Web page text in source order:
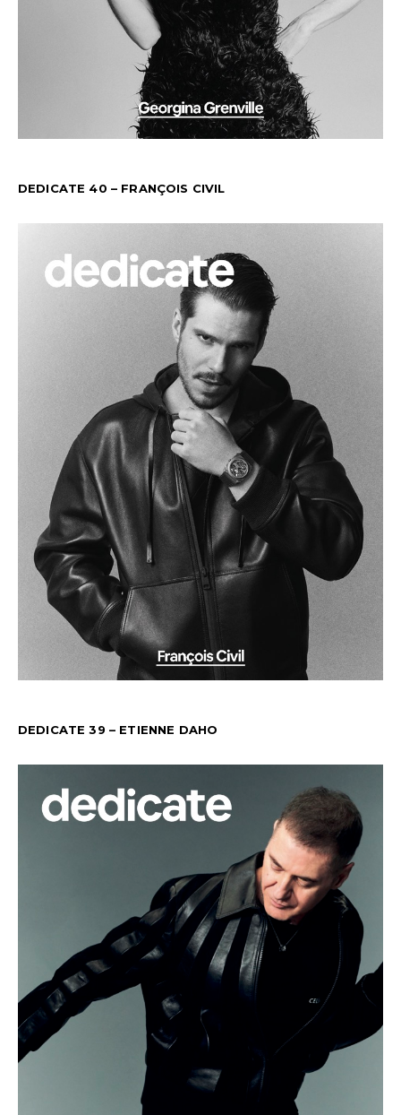
DEDICATE 40 – FRANÇOIS CIVIL
DEDICATE 39 – ETIENNE DAHO